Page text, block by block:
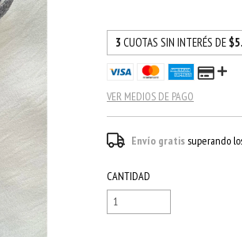
3 CUOTAS SIN INTERÉS DE
VER MEDIOS DE PAGO
Envío gratis superando
CANTIDAD